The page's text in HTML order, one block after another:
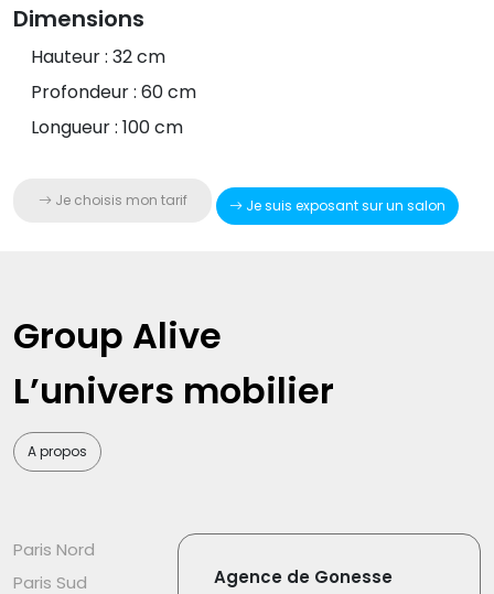
Dimensions
Hauteur : 32 cm
Profondeur : 60 cm
Longueur : 100 cm
Je choisis mon tarif Je suis exposant sur un salon
Group Alive
L’univers mobilier
A propos
Paris Nord
Paris Sud
Agence de Gonesse